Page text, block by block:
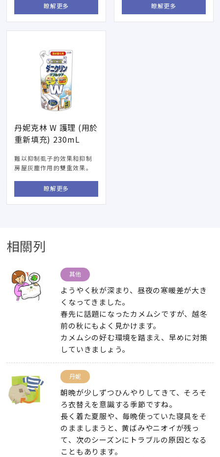
瞭解更多 瞭解更多
丹妮克林 W 護理 (用於
重新填充) 230mL
難以抑制虱子的效果和抑制
房屋灰塵作用的雙重效果。
瞭解更多
相關列
其他
ようやく秋が深まり、 昼夜の寒暖差が大き
くなってきました。
春先に話題になったカメムシですが、越冬
前の秋にもよく見かけます。
カメムシの好む環境を踏まえ、 早めに対策
していきましょう。
丹妮
朝晩が少しずつひんやりしてきて、 そろそ
ろ衣替えを意識する季節ですね。
長く着た夏服や、 毎晩使っていた寝具をそ
のまましまうと、黄ばみやニオイが残っ
て、 次のシーズンにトラブルの原因となる
こともあります。